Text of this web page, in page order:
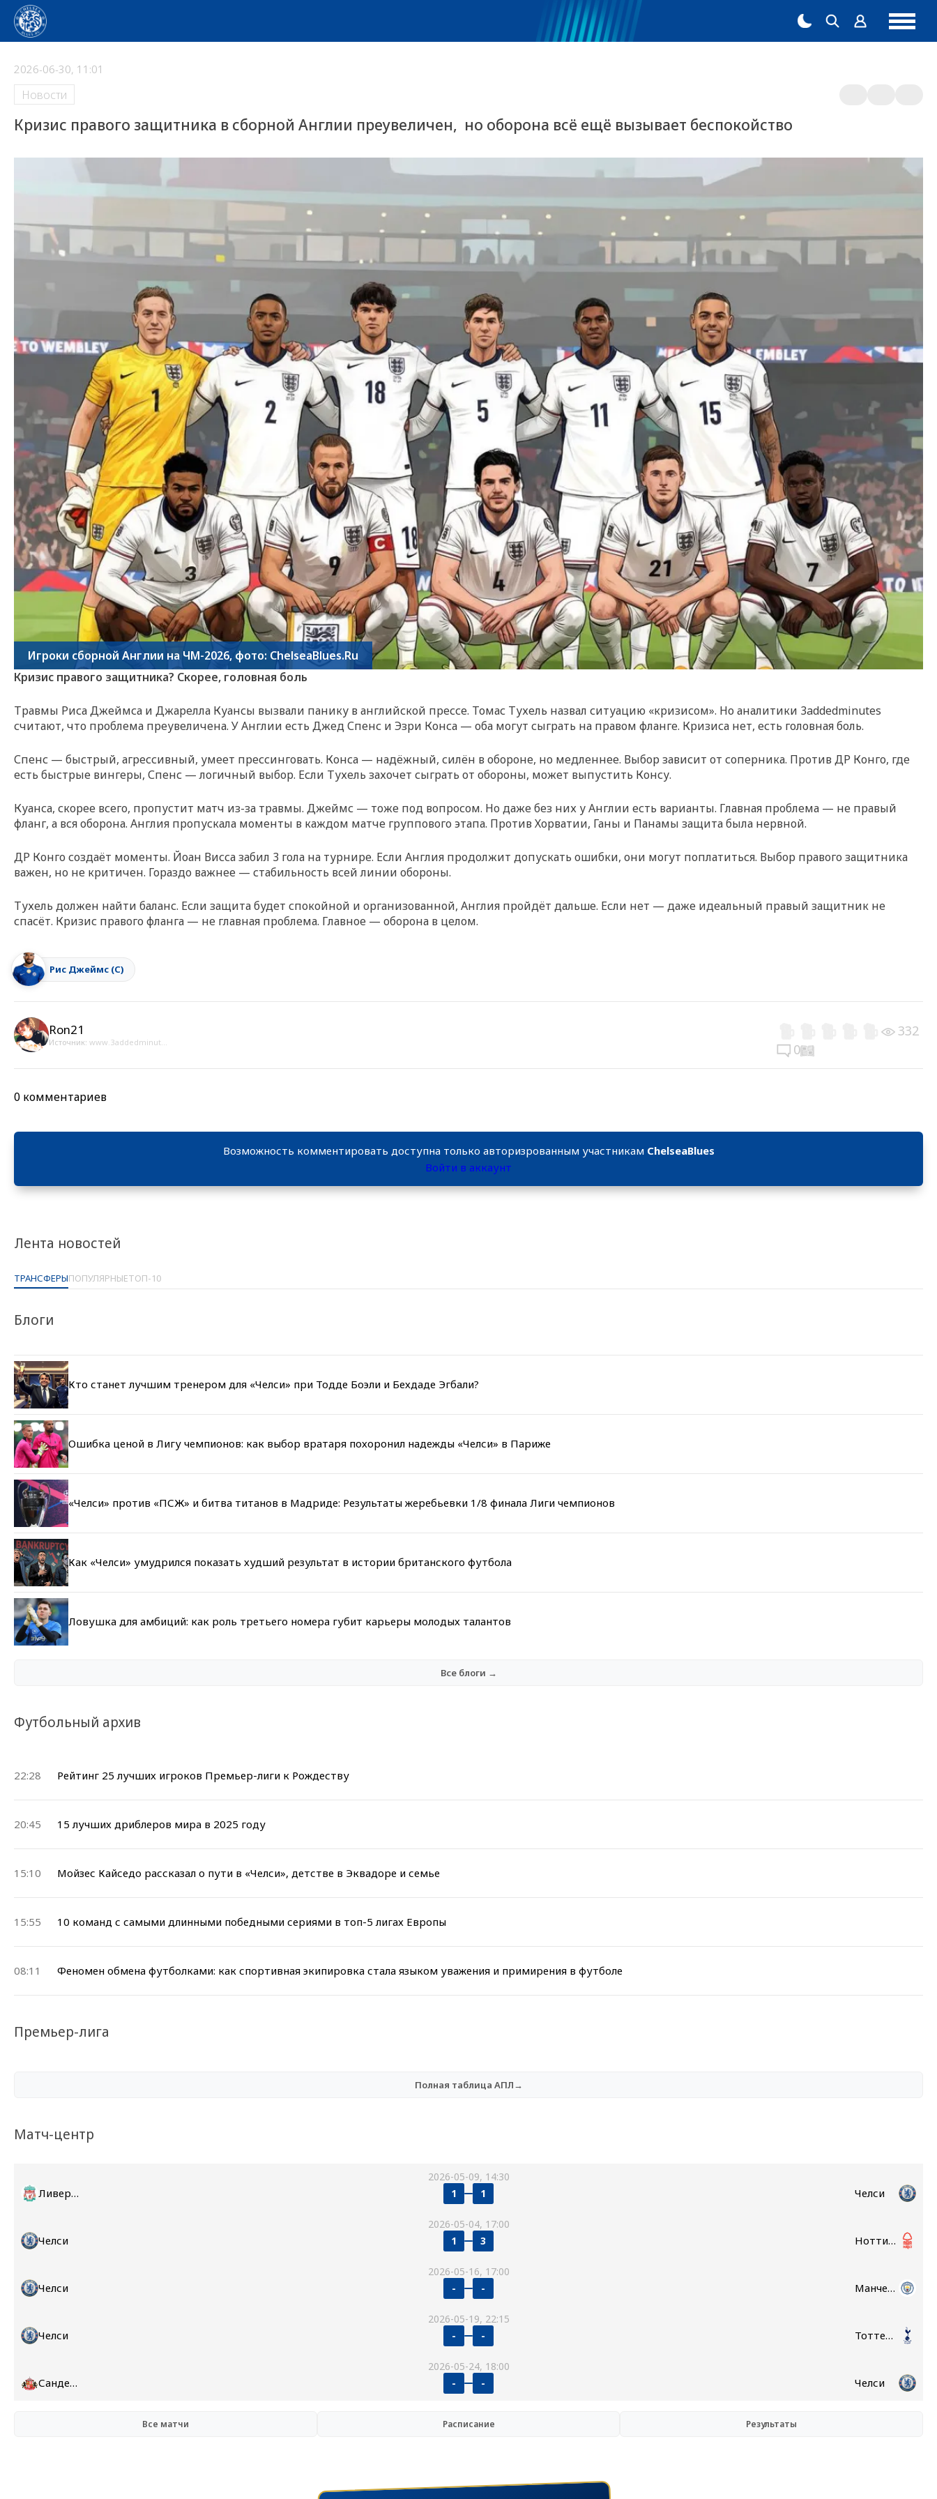
Лента новостей
ТРАНСФЕРЫПОПУЛЯРНЫЕТОП-10
Блоги
Кто станет лучшим тренером для «Челси» при Тодде Боэли и Бехдаде Эгбали?
Ошибка ценой в Лигу чемпионов: как выбор вратаря похоронил надежды «Челси» в Париже
«Челси» против «ПСЖ» и битва титанов в Мадриде: Результаты жеребьевки 1/8 финала Лиги чемпионов
Как «Челси» умудрился показать худший результат в истории британского футбола
Ловушка для амбиций: как роль третьего номера губит карьеры молодых талантов
Все блоги →
Футбольный архив
22:28 Рейтинг 25 лучших игроков Премьер-лиги к Рождеству
20:45 15 лучших дриблеров мира в 2025 году
15:10 Мойзес Кайседо рассказал о пути в «Челси», детстве в Эквадоре и семье
15:55 10 команд с самыми длинными победными сериями в топ-5 лигах Европы
08:11 Феномен обмена футболками: как спортивная экипировка стала языком уважения и примирения в футболе
2026-06-30, 11:01
Новости
Кризис правого защитника в сборной Англии преувеличен, но оборона всё ещё вызывает беспокойство
Игроки сборной Англии на ЧМ-2026, фото: ChelseaBlues.Ru
Кризис правого защитника? Скорее, головная боль
Травмы Риса Джеймса и Джарелла Куансы вызвали панику в английской прессе. Томас Тухель назвал ситуацию «кризисом». Но аналитики 3addedminutes
считают, что проблема преувеличена. У Англии есть Джед Спенс и Эзри Конса — оба могут сыграть на правом фланге. Кризиса нет, есть головная боль.
Спенс — быстрый, агрессивный, умеет прессинговать. Конса — надёжный, силён в обороне, но медленнее. Выбор зависит от соперника. Против ДР Конго, где
есть быстрые вингеры, Спенс — логичный выбор. Если Тухель захочет сыграть от обороны, может выпустить Консу.
Куанса, скорее всего, пропустит матч из-за травмы. Джеймс — тоже под вопросом. Но даже без них у Англии есть варианты. Главная проблема — не правый
фланг, а вся оборона. Англия пропускала моменты в каждом матче группового этапа. Против Хорватии, Ганы и Панамы защита была нервной.
ДР Конго создаёт моменты. Йоан Висса забил 3 гола на турнире. Если Англия продолжит допускать ошибки, они могут поплатиться. Выбор правого защитника
важен, но не критичен. Гораздо важнее — стабильность всей линии обороны.
Тухель должен найти баланс. Если защита будет спокойной и организованной, Англия пройдёт дальше. Если нет — даже идеальный правый защитник не
спасёт. Кризис правого фланга — не главная проблема. Главное — оборона в целом.
Рис Джеймс (С)
Ron21
Источник: www.3addedminut...
332
0
0 комментариев
Возможность комментировать доступна только авторизрованным участникам ChelseaBlues
Войти в аккаунт
Премьер-лига
Полная таблица АПЛ→
Матч-центр
2026-05-09, 14:30
Ливерпуль 1 1 Челси
2026-05-04, 17:00
Челси 1 3 Ноттингем Форест
2026-05-16, 17:00
Челси - - Манчестер Сити
2026-05-19, 22:15
Челси - - Тоттенхэм
2026-05-24, 18:00
Сандерленд - - Челси
Все матчи Расписание Результаты